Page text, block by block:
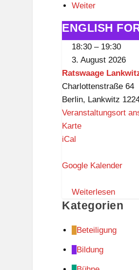
Weiter
ENGLISH
FOR
Freizeit
ENGLISH
18:30 – 19:30
3. August 2026
Ratswaage
Charlottenstraße 64
Berlin, Lankwitz
Veranstaltungsort
KarteR
s
a
a
e
L
iCal
Google Kalender
Weiterlesen
Kategorien
Beteiligung
Bildung